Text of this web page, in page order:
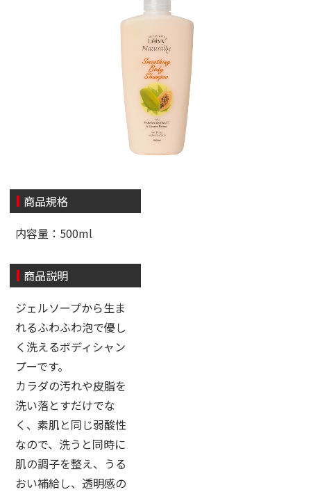
商品規格
内容量：500ml
商品説明
ジェルソープから生ま
れるふわふわ泡で優し
く洗えるボディシャン
プーです。
カラダの汚れや皮脂を
洗い落とすだけでな
く、素肌と同じ弱酸性
なので、洗うと同時に
肌の調子を整え、うる
おい補給し、透明感の